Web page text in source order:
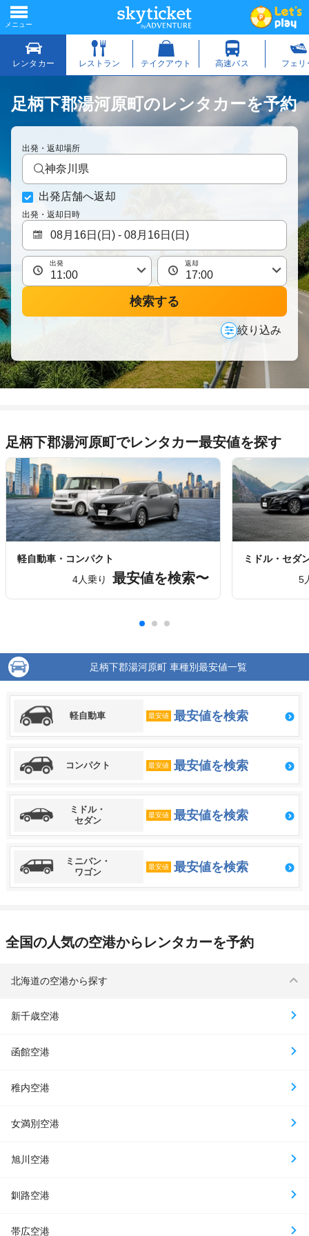
足柄下郡湯河原町のレンタカーを予約
出発・返却場所
神奈川県
出発店舗へ返却
出発・返却日時
出発 返却
検索する
絞り込み
足柄下郡湯河原町でレンタカー最安値を探す
軽自動車・コンパクト
4人乗り
最安値を検索〜
ミドル・セダ
5
足柄下郡湯河原町 車種別最安値一覧
軽自動車 最安値 最安値を検索
コンパクト 最安値 最安値を検索
ミドル・
セダン
最安値 最安値を検索
ミニバン・
ワゴン
最安値 最安値を検索
全国の人気の空港からレンタカーを予約
北海道の空港から探す
新千歳空港
函館空港
稚内空港
女満別空港
旭川空港
釧路空港
帯広空港